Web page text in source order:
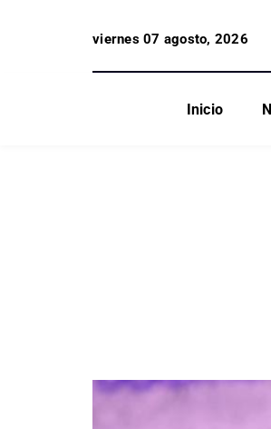
viernes 07 agosto, 2026
Inicio